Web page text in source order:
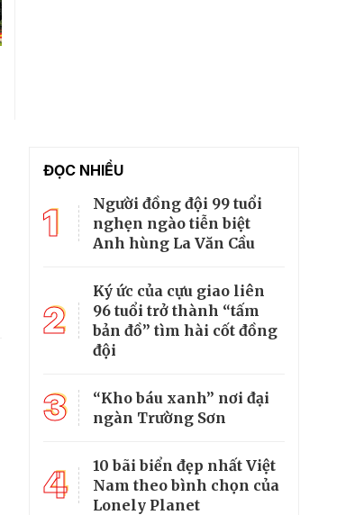
ĐỌC NHIỀU
1
Người đồng đội 99 tuổi
nghẹn ngào tiễn biệt
Anh hùng La Văn Cầu
2
Ký ức của cựu giao liên
96 tuổi trở thành “tấm
bản đồ” tìm hài cốt đồng
đội
3
“Kho báu xanh” nơi đại
ngàn Trường Sơn
4
10 bãi biển đẹp nhất Việt
Nam theo bình chọn của
Lonely Planet